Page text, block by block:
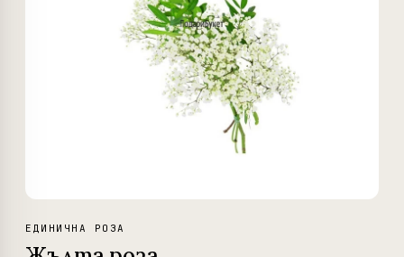
ЕДИНИЧНА РОЗА